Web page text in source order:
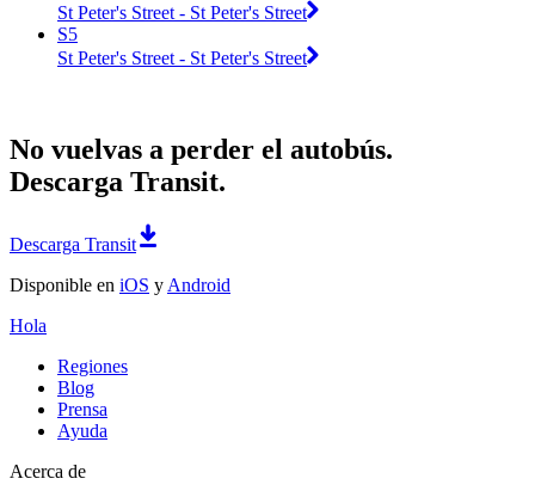
St Peter's Street - St Peter's Street
S5
St Peter's Street - St Peter's Street
No vuelvas a perder el autobús.
Descarga Transit.
Descarga Transit
Disponible en iOS y Android
Hola
Regiones
Blog
Prensa
Ayuda
Acerca de